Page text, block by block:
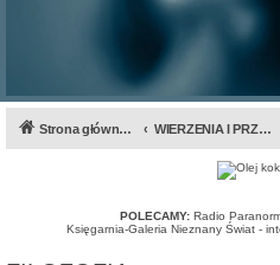
Strona główna forum WIERZENIA I PRZEPOWIEDNIE
POLECAMY: Radio
Księgarnia-Galeria Nieznany Świat -